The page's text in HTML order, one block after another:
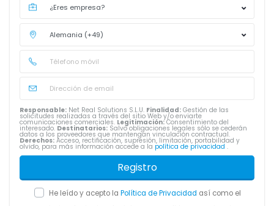
Responsable: Net Real Solutions S.L.U. Finalidad: Gestión de las
solicitudes realizadas a través del sitio Web y/o enviarte
comunicaciones comerciales. Legitimación:Consentimiento del
interesado. Destinatarios: Salvo obligaciones legales sólo se cederán
datos a los proveedores que mantengan vinculación contractual.
Derechos: Acceso, rectificación, supresión, limitación, portabilidad y
olvido, para más información accede a la política de privacidad .
Registro
He leído y acepto la Política de Privacidad así como el